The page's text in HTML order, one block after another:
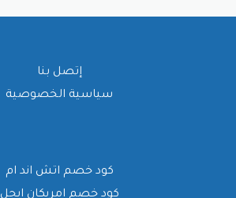
إتصل بنا
سياسية الخصوصية
كود خصم اتش اند ام
كود خصم امريكان ايجل